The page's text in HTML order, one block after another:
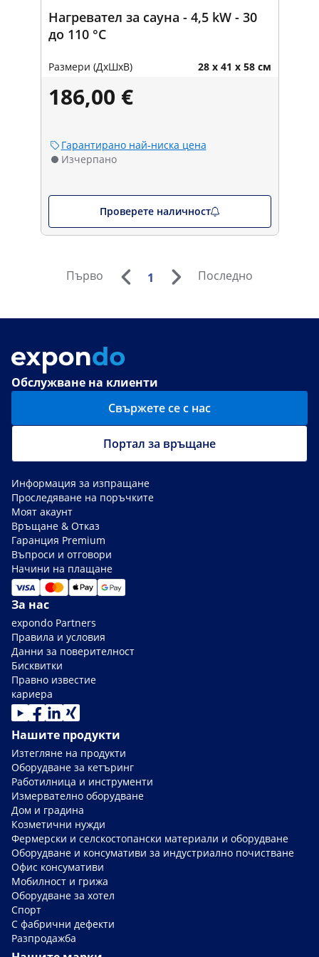
Нагревател за сауна - 4,5 kW - 30
до 110 °C
Размери (ДxШxВ) 28 x 41 x 58 см
186,00 €
Гарантирано най-ниска цена
Изчерпано
Проверете наличност
Първо 1 Последно
Обслужване на клиенти
Свържете се с нас
Портал за връщане
Информация за изпращане
Проследяване на поръчките
Моят акаунт
Връщане & Отказ
Гаранция Premium
Въпроси и отговори
Начини на плащане
За нас
expondo Partners
Правила и условия
Данни за поверителност
Бисквитки
Правно известие
кариера
Нашите продукти
Изтегляне на продукти
Оборудване за кетъринг
Работилница и инструменти
Измервателно оборудване
Дом и градина
Козметични нужди
Фермерски и селскостопански материали и оборудване
Оборудване и консумативи за индустриално почистване
Офис консумативи
Мобилност и грижа
Оборудване за хотел
Спорт
С фабрични дефекти
Разпродажба